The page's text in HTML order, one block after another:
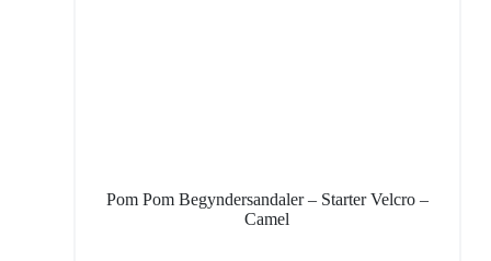
Pom Pom Begyndersandaler – Starter Velcro –
Camel